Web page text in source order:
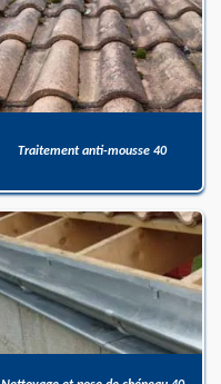
Traitement anti-mousse 40